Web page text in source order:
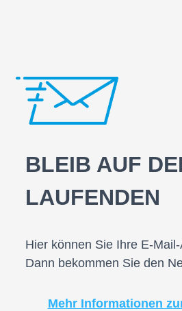
BLEIB AUF
LAUFENDEN
Hier können Sie Ihre E-
Dann bekommen Sie den
Mehr Informationen